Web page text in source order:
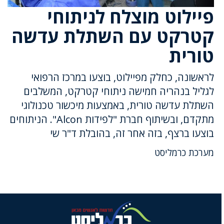
פיילוט מוצלח לניתוחי
קטרקט עם השתלת עדשה
טורית
לראשונה, כחלק מפיילוט, בוצעו במרכז הרפואי
לגליל בנהריה חמישה ניתוחי קטרקט, המשלבים
השתלת עדשה טורית, באמצעות מיכשור טכנולוגי
מתקדם, ובשיתוף חברת "לפידות Alcon". הניתוחים
בוצעו ברצף, בזה אחר זה, בהובלת ד"ר שי
מערכת כרמליסט